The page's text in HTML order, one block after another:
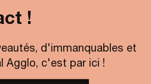
!
d'immanquables et
Agglo, c'est par ici !